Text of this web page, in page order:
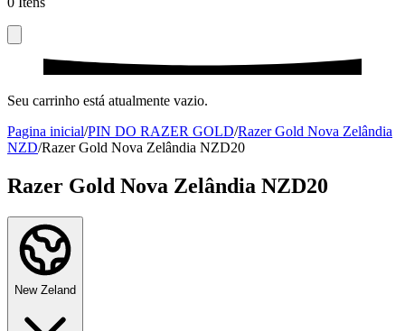
Seu carrinho está atualmente vazio.
Pagina inicial/PIN DO RAZER GOLD/Razer Gold Nova Zelândia
NZD/Razer Gold Nova Zelândia NZD20
Razer Gold Nova Zelândia NZD20
New Zeland